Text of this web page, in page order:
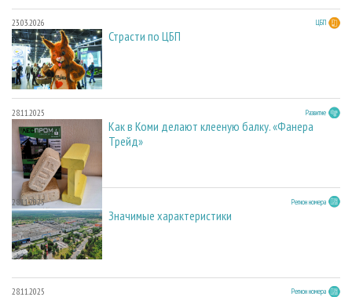
23.03.2026 ЦБП
Страсти по ЦБП
28.11.2025 Развитие
Как в Коми делают клееную балку. «Фанера
Трейд»
28.11.2025 Регион номера
Значимые характеристики
28.11.2025 Регион номера